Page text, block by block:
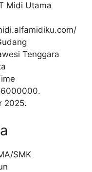
Midi Utama
Tenggara
6000000.
2025.
SMK